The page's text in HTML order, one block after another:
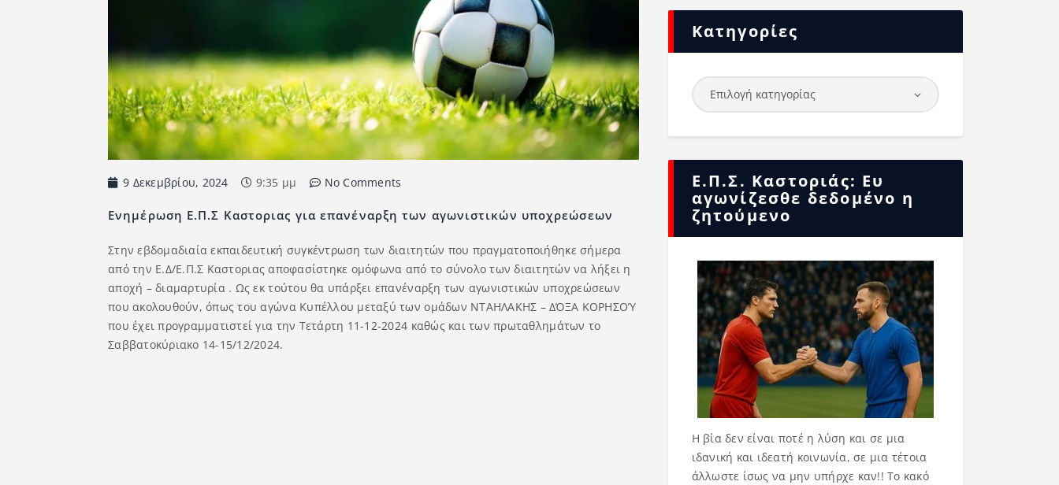
9 Δεκεμβρίου, 2024 9:35 μμ No Comments
Ενημέρωση Ε.Π.Σ Καστοριας για επανέναρξη των αγωνιστικών υποχρεώσεων
Στην εβδομαδιαία εκπαιδευτική συγκέντρωση των διαιτητών που πραγματοποιήθηκε σήμερα
από την Ε.Δ/Ε.Π.Σ Καστοριας αποφασίστηκε ομόφωνα από το σύνολο των διαιτητών να λήξει η
αποχή – διαμαρτυρία . Ως εκ τούτου θα υπάρξει επανέναρξη των αγωνιστικών υποχρεώσεων
που ακολουθούν, όπως του αγώνα Κυπέλλου μεταξύ των ομάδων ΝΤΑΗΛΑΚΗΣ – ΔΌΞΑ ΚΟΡΗΣΟΎ
που έχει προγραμματιστεί για την Τετάρτη 11-12-2024 καθώς και των πρωταθλημάτων το
Σαββατοκύριακο 14-15/12/2024.
Κατηγορίες
Ε.Π.Σ. Καστοριάς: Ευ
αγωνίζεσθε δεδομένο η
ζητούμενο
Η βία δεν είναι ποτέ η λύση και σε μια
ιδανική και ιδεατή κοινωνία, σε μια τέτοια
άλλωστε ίσως να μην υπήρχε καν!! Το κακό